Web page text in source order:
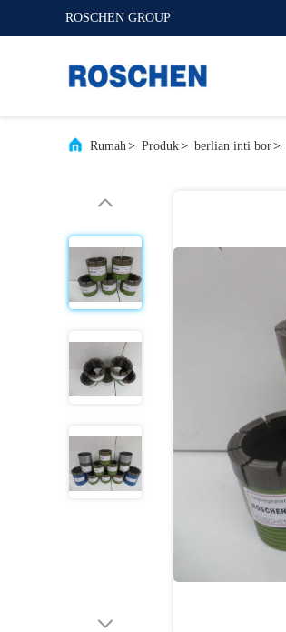
ROSCHEN GROUP
Rumah> Produk> berlian inti bor>